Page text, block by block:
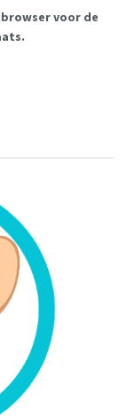
voor de